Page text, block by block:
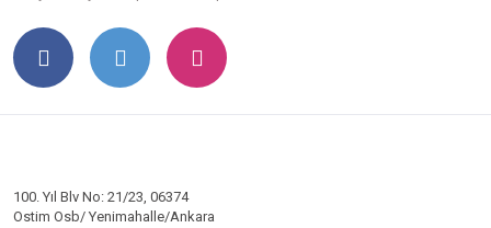
100. Yıl Blv No: 21/23, 06374
Ostim Osb/ Yenimahalle/Ankara